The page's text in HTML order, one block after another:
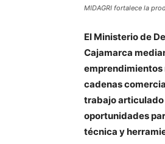
MIDAGRI fortalece la
El Ministerio de
Cajamarca
emprendimientos
cadenas
trabajo articulado
oportunidades
técnica y